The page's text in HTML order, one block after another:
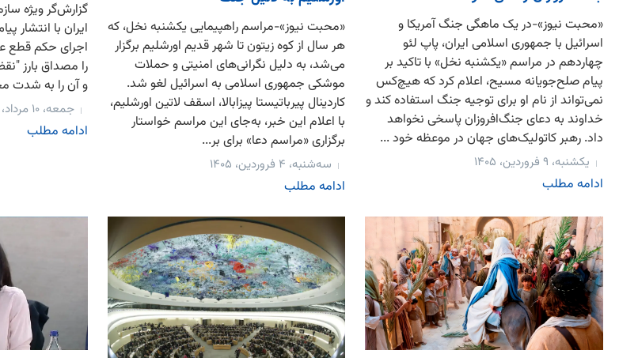
«محبت نیوز»-در یک ماهگی جنگ آمریکا و
اسرائیل با جمهوری اسلامی ایران، پاپ لئو
چهاردهم در مراسم «یکشنبه نخل» با تاکید بر
پیام صلح‌جویانه مسیح، اعلام کرد که هیچ‌کس
نمی‌تواند از نام او برای توجیه جنگ استفاده کند و
خداوند به دعای جنگ‌افروزان پاسخی نخواهد
داد. رهبر کاتولیک‌های جهان در موعظه خود ...
یکشنبه، ۹ فروردین، ۱۴۰۵
ادامه مطلب
«محبت نیوز»-مراسم راهپیمایی یکشنبه نخل، که
هر سال از کوه زیتون تا شهر قدیم اورشلیم برگزار
می‌شد، به دلیل نگرانی‌های امنیتی و حملات
موشکی جمهوری اسلامی به اسرائیل لغو شد.
کاردینال پیرباتیستا پیزابالا، اسقف لاتین اورشلیم،
با اعلام این خبر، به‌جای این مراسم خواستار
برگزاری «مراسم دعا» برای بر...
سه‌شنبه، ۴ فروردین، ۱۴۰۵
ادامه مطلب
گزارش‌گر ویژه
ایران با انتشار
اجرای حکم قطع
را مصداق بارز
و آن را به شدت
جمعه، ۱۰ مرداد، ۱۴۰۴
ادامه مطلب